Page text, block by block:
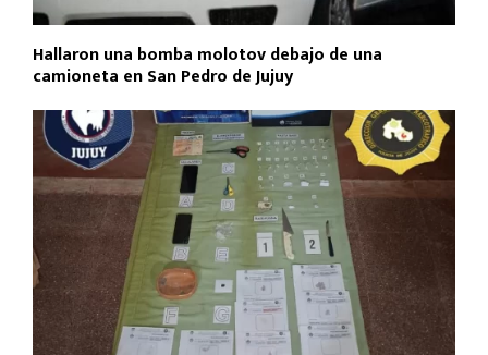
Hallaron una bomba molotov debajo de una
camioneta en San Pedro de Jujuy